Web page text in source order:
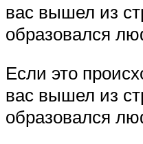
вас вышел из
образовался
Если это
вас вышел из
образовался